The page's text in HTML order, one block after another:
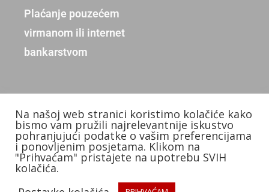
Plaćanje pouzećem
virmanom ili internet
bankarstvom
Copyright © 2026. Donum d.o.o.
Izradio: KB Studios
Na našoj web stranici koristimo kolačiće kako
bismo vam pružili najrelevantnije iskustvo
pohranjujući podatke o vašim preferencijama
i ponovljenim posjetama. Klikom na
"Prihvaćam" pristajete na upotrebu SVIH
kolačića.